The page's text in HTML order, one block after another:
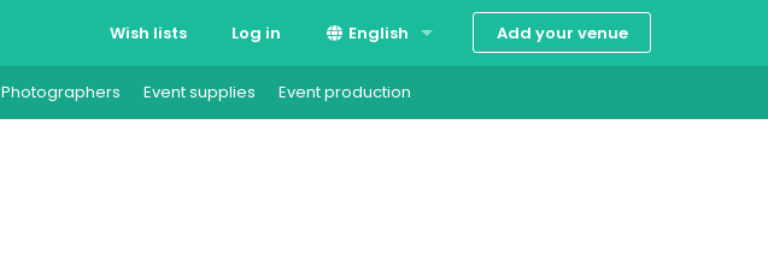
Wish lists Log in English
Suomi
Add your venue
Photographers Event supplies Event production